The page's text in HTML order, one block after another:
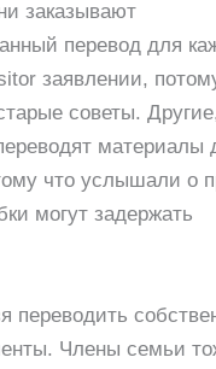
заказывают
перевод для
заявлении,
советы.
материалы
что услышали о
могут задержать
переводить
Члены семьи